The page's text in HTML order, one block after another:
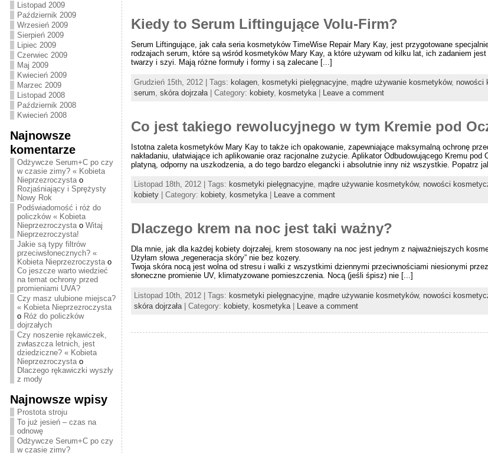
Listopad 2009
Październik 2009
Wrzesień 2009
Sierpień 2009
Lipiec 2009
Czerwiec 2009
Maj 2009
Kwiecień 2009
Marzec 2009
Listopad 2008
Październik 2008
Kwiecień 2008
Najnowsze
komentarze
Odżywcze Serum+C po czy
w czasie zimy? « Kobieta
Nieprzezroczystao
Rozjaśniający i Sprężysty
Nowy Rok
Podświadomość i róż do
policzków « Kobieta
Nieprzezroczystao Witaj
Nieprzezroczysta!
Jakie są typy filtrów
przeciwsłonecznych? «
Kobieta Nieprzezroczystao
Co jeszcze warto wiedzieć
na temat ochrony przed
promieniami UVA?
Czy masz ulubione miejsca?
« Kobieta Nieprzezroczysta
o Róż do policzków
dojrzałych
Czy noszenie rękawiczek,
zwłaszcza letnich, jest
dziedziczne? « Kobieta
Nieprzezroczystao
Dlaczego rękawiczki wyszły
z mody
Najnowsze wpisy
Prostota stroju
To już jesień – czas na
odnowę
Odżywcze Serum+C po czy
w czasie zimy?
Kiedy to Serum Liftingujące Volu-Firm?
Serum Liftingujące, jak cała seria kosmetyków TimeWise Repair Mary Kay, jest przygotowane
rodzajach serum, które są wśród kosmetyków Mary Kay, a które używam od kilku lat, ich zadaniem
twarzy i szyi. Mają różne formuły i formy i są zalecane [...]
Grudzień 15th, 2012 | Tags: kolagen, kosmetyki pielęgnacyjne, mądre używanie kosmetyków, nowości
serum skóra dojrzała| Category: kobiety, kosmetyka| Leave a comment
Co jest takiego rewolucyjnego w tym Kremie pod
Istotna zaleta kosmetyków Mary Kay to także ich opakowanie, zapewniające maksymalną ochronę
nakładaniu, ułatwiające ich aplikowanie oraz racjonalne zużycie. Aplikator Odbudowującego Kremu
platyną, odporny na uszkodzenia, a do tego bardzo elegancki i absolutnie inny niż wszystkie. Popatrz
Listopad 18th, 2012 | Tags: kosmetyki pielęgnacyjne, mądre używanie kosmetyków, nowości
kobiety| Category: kobiety, kosmetyka| Leave a comment
Dlaczego krem na noc jest taki ważny?
Dla mnie, jak dla każdej kobiety dojrzałej, krem stosowany na noc jest jednym z najważniejszych
Użyłam słowa „regeneracja skóry” nie bez kozery.
Twoja skóra nocą jest wolna od stresu i walki z wszystkimi dziennymi przeciwnościami niesionymi
słoneczne promienie UV, klimatyzowane pomieszczenia. Nocą (jeśli śpisz) nie [...]
Listopad 10th, 2012 | Tags: kosmetyki pielęgnacyjne, mądre używanie kosmetyków, nowości
skóra dojrzała| Category: kobiety, kosmetyka| Leave a comment